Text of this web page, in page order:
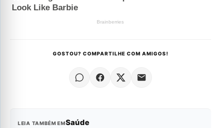
GOSTOU? COMPARTILHE COM AMIGOS!
LEIA TAMBÉM EMSaúde